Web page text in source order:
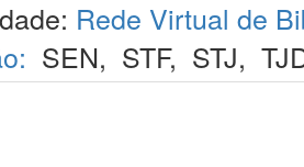
Rede Virtual de
SEN, STF, STJ,